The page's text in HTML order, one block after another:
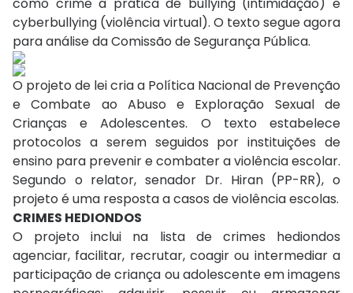
como crime a prática de bullying (intimidação) e
cyberbullying (violência virtual). O texto segue agora
para análise da Comissão de Segurança Pública.
O projeto de lei cria a Política Nacional de Prevenção
e Combate ao Abuso e Exploração Sexual de
Crianças e Adolescentes. O texto estabelece
protocolos a serem seguidos por instituições de
ensino para prevenir e combater a violência escolar.
Segundo o relator, senador Dr. Hiran (PP-RR), o
projeto é uma resposta a casos de violência escolas.
CRIMES HEDIONDOS
O projeto inclui na lista de crimes hediondos
agenciar, facilitar, recrutar, coagir ou intermediar a
participação de criança ou adolescente em imagens